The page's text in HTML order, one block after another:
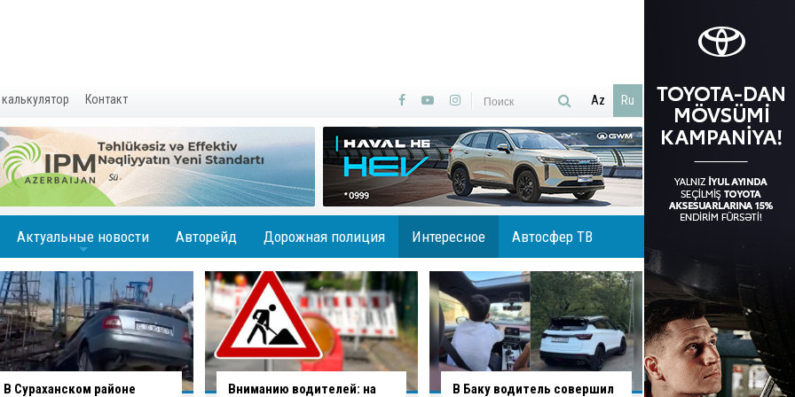
Контакт Az Ru
Актуальные новости Авторейд Дорожная полиция Интересное Автосфер ТВ
Вниманию водителей: на
В Баку водитель совершил
В Агджабединском районе
В Хырдалане